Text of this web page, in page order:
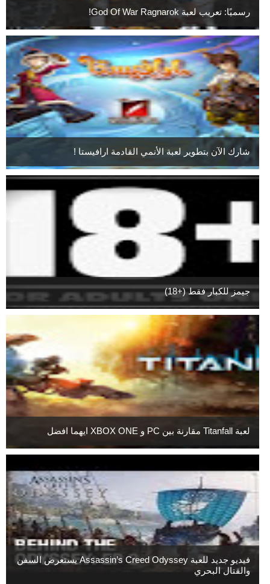
رسميًا: تعريب لعبة God Of War Ragnarok!
شارك الآن بتطوير لعبة الأنمي القادمة ارافيستا !
جيمز للكبار فقط (+18)
لعبة Titanfall مقارنة بين PC و XBOX ONE ايهما افضل
فيديو جديد للعبة Assassin’s Creed Odyssey يستعرض السفن
والقتال البحري